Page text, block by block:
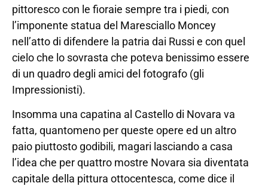
pittoresco con le fioraie sempre tra i piedi, con
l’imponente statua del Maresciallo Moncey
nell’atto di difendere la patria dai Russi e con quel
cielo che lo sovrasta che poteva benissimo essere
di un quadro degli amici del fotografo (gli
Impressionisti).
Insomma una capatina al Castello di Novara va
fatta, quantomeno per queste opere ed un altro
paio piuttosto godibili, magari lasciando a casa
l’idea che per quattro mostre Novara sia diventata
capitale della pittura ottocentesca, come dice il